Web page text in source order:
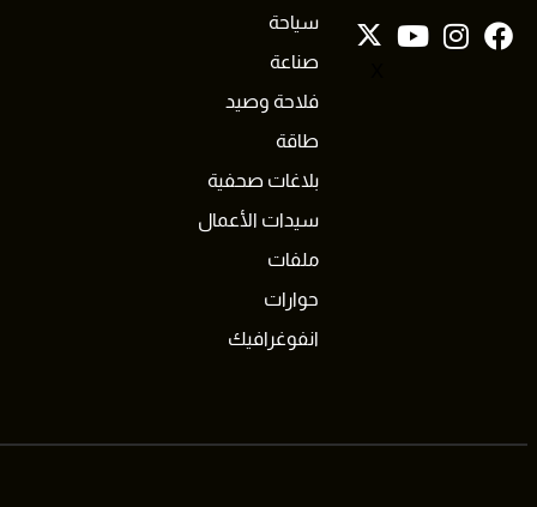
سياحة
صناعة
فلاحة وصيد
طاقة
بلاغات صحفية
سيدات الأعمال
ملفات
حوارات
انفوغرافيك